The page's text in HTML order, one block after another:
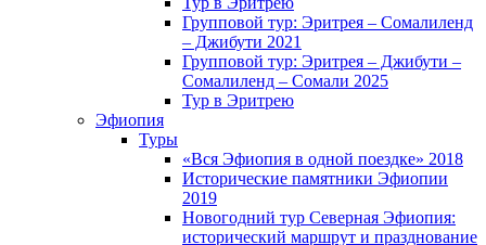
Групповой тур: Эритрея – Cомалиленд
– Джибути 2021
Групповой тур: Эритрея – Джибути –
Сомалиленд – Сомали 2025
Тур в Эритрею
Эфиопия
Туры
«Вся Эфиопия в одной поездке» 2018
Исторические памятники Эфиопии
2019
Новогодний тур Северная Эфиопия:
исторический маршрут и празднование